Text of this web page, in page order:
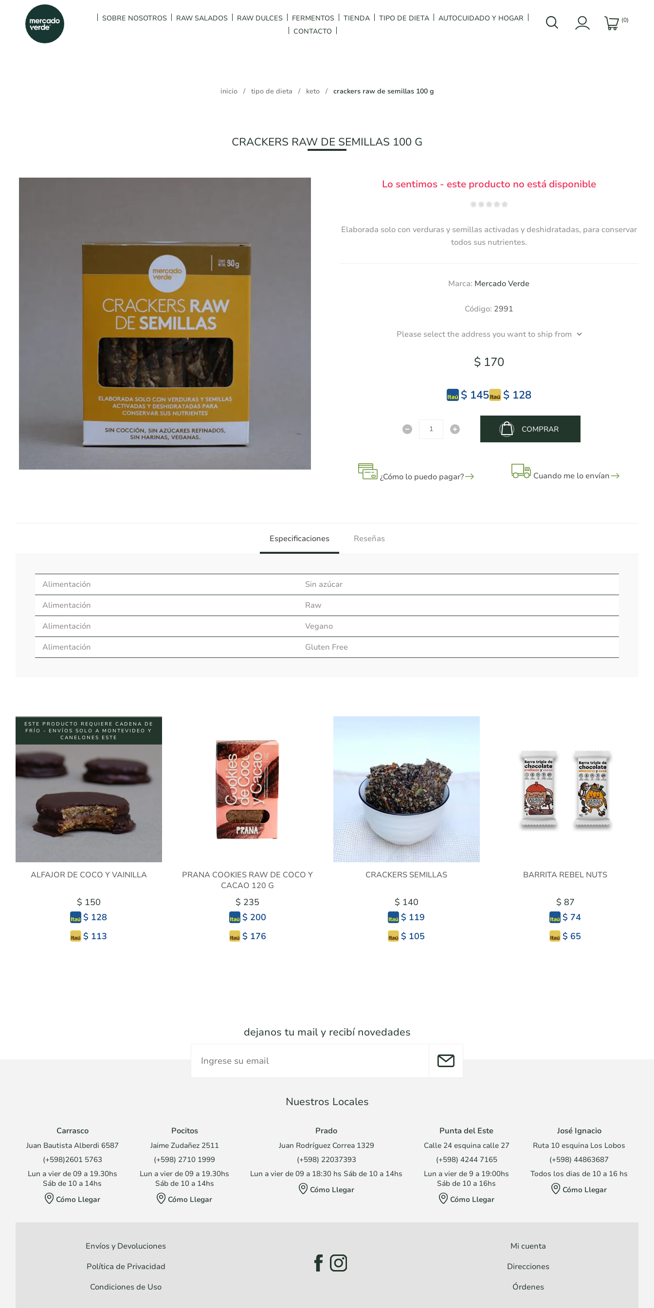
SOBRE NOSOTROS RAW SALADOS RAW DULCES FERMENTOS TIENDA TIPO DE DIETA
AUTOCUIDADO Y HOGAR
CONTACTO
(0)
inicio / tipo de dieta / keto / crackers raw de semillas 100 g
CRACKERS RAW DE SEMILLAS 100 G
Lo sentimos - este producto no está disponible
Elaborada solo con verduras y semillas activadas y deshidratadas, para conservar
todos sus nutrientes.
Marca: Mercado Verde
Código: 2991
Please select the address you want to ship from
$ 170
$ 145 $ 128
COMPRAR
¿Cómo lo puedo pagar? Cuando me lo envían
Especificaciones Reseñas
Alimentación
Sin azúcar
Alimentación
Raw
Alimentación
Vegano
Alimentación
Gluten Free
ESTE PRODUCTO REQUIERE CADENA DE
FRÍO - ENVÍOS SOLO A MONTEVIDEO Y
CANELONES ESTE
ALFAJOR DE COCO Y VAINILLA
$ 150
$ 128
$ 113
PRANA COOKIES RAW DE COCO Y
CACAO 120 G
$ 235
$ 200
$ 176
CRACKERS SEMILLAS
$ 140
$ 119
$ 105
BARRITA REBEL NUTS
$ 87
$ 74
$ 65
dejanos tu mail y recibí novedades
Nuestros Locales
Carrasco
Juan Bautista Alberdi 6587
(+598)2601 5763
Lun a vier de 09 a 19.30hs
Sáb de 10 a 14hs
Cómo Llegar
Pocitos
Jaime Zudañez 2511
(+598) 2710 1999
Lun a vier de 09 a 19.30hs
Sáb de 10 a 14hs
Cómo Llegar
Prado
Juan Rodríguez Correa 1329
(+598) 22037393
Lun a vier de 09 a 18:30 hs Sáb de 10 a 14hs
Cómo Llegar
Punta del Este
Calle 24 esquina calle 27
(+598) 4244 7165
Lun a vier de 9 a 19:00hs
Sáb de 10 a 16hs
Cómo Llegar
José Ignacio
Ruta 10 esquina Los Lobos
(+598) 44863687
Todos los dias de 10 a 16 hs
Cómo Llegar
Envíos y Devoluciones
Política de Privacidad
Condiciones de Uso
Mi cuenta
Direcciones
Órdenes